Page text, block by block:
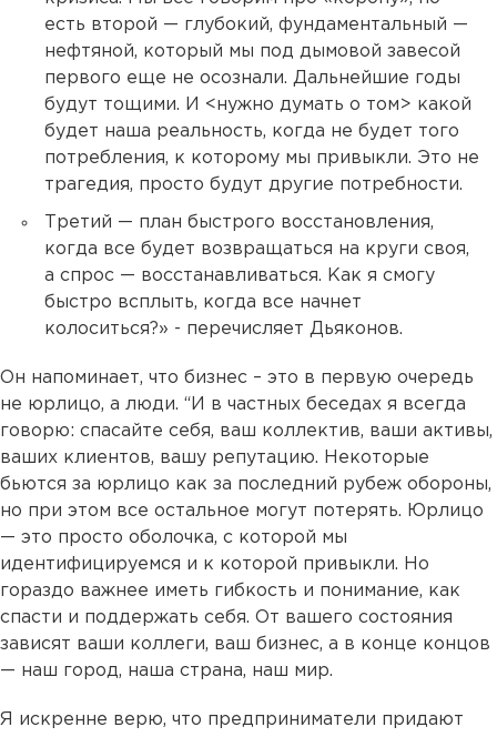
есть второй — глубокий, фундаментальный —
нефтяной, который мы под дымовой завесой
первого еще не осознали. Дальнейшие годы
будут тощими. И <нужно думать о том> какой
будет наша реальность, когда не будет того
потребления, к которому мы привыкли. Это не
трагедия, просто будут другие потребности.
Третий — план быстрого восстановления,
когда все будет возвращаться на круги своя,
а спрос — восстанавливаться. Как я смогу
быстро всплыть, когда все начнет
колоситься?» - перечисляет Дьяконов.
Он напоминает, что бизнес – это в первую очередь
не юрлицо, а люди. “И в частных беседах я всегда
говорю: спасайте себя, ваш коллектив, ваши активы,
ваших клиентов, вашу репутацию. Некоторые
бьются за юрлицо как за последний рубеж обороны,
но при этом все остальное могут потерять. Юрлицо
— это просто оболочка, с которой мы
идентифицируемся и к которой привыкли. Но
гораздо важнее иметь гибкость и понимание, как
спасти и поддержать себя. От вашего состояния
зависят ваши коллеги, ваш бизнес, а в конце концов
— наш город, наша страна, наш мир.
Я искренне верю, что предприниматели придают